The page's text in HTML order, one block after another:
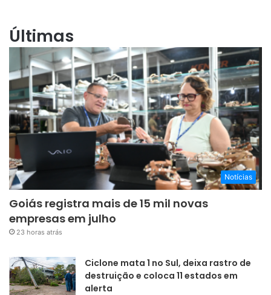
Últimas
Notícias
Goiás registra mais de 15 mil novas
empresas em julho
23 horas atrás
Ciclone mata 1 no Sul, deixa rastro de
destruição e coloca 11 estados em
alerta